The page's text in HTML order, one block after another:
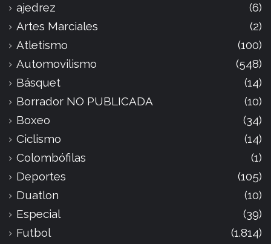
ajedrez
(6)
Artes Marciales
(2)
Atletismo
(100)
Automovilismo
(548)
Básquet
(14)
Borrador NO PUBLICADA
(10)
Boxeo
(34)
Ciclismo
(14)
Colombófilas
(1)
Deportes
(105)
Duatlon
(10)
Especial
(39)
Futbol
(1.814)